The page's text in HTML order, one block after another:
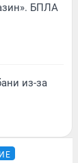
БПЛА
из-за